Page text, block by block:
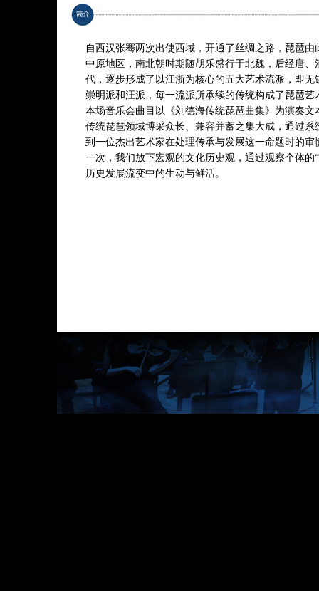
十面埋伏
陈隋
浔阳月夜
霸王卸甲
* 曲目以演出现场为准
自西汉张骞两次出使西域，开通了丝绸之路，琵琶
中原地区，南北朝时期随胡乐盛行于北魏，后经唐、
代，逐步形成了以江浙为核心的五大艺术流派，即
崇明派和汪派，每一流派所承续的传统构成了琵琶艺
本场音乐会曲目以《刘德海传统琵琶曲集》为演奏
传统琵琶领域博采众长、兼容并蓄之集大成，通过
到一位杰出艺术家在处理传承与发展这一命题时的
一次，我们放下宏观的文化历史观，通过观察个体的
历史发展流变中的生动与鲜活。